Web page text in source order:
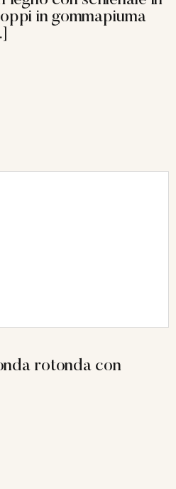
in gommapiuma
rotonda con